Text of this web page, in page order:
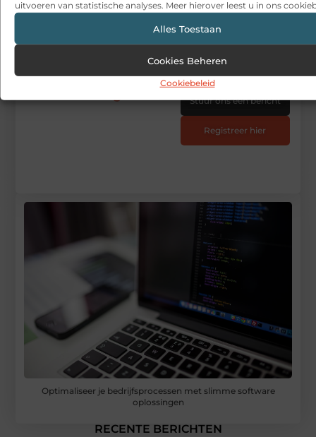
uitvoeren van statistische analyses. Meer hierover leest u in ons
Alles Toestaan
Cookies Beheren
Cookiebeleid
DEEL DIT:
Optimaliseer je bedrijfsprocessen met slimme software
oplossingen
RECENTE BERICHTEN
Begin vandaag nog
met bloggen op
Stuur ons een bericht
Registreer hier